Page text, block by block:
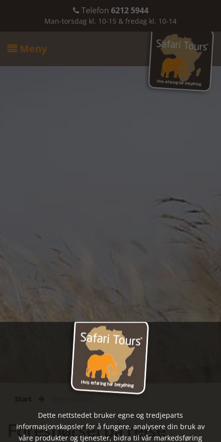
Telefon 6212 5944
Man-torsdag kl. 10-15 & fredag kl. 10-14
 Meny
Start
Forespørsel på reise
Dette nettstedet bruker egne og tredjeparts
informasjonskapsler for å fungere, analysere din bruk av
våre produkter og tjenester, bidra til vår markedsføring